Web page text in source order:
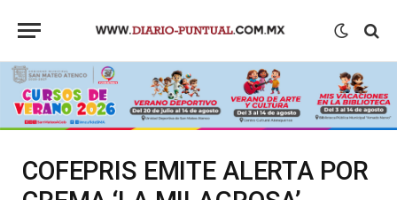
COFEPRIS EMITE ALERTA POR